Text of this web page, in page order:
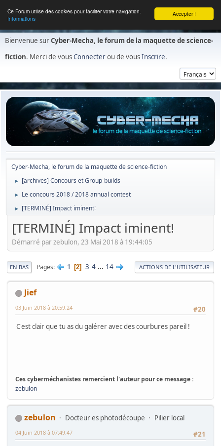
Accepter !
Ce Forum utilise des cookies pour faciliter votre navigation.
Informations
Bienvenue surCyber-Mecha, le forum de la maquette de science-
fiction. Merci de vousConnecterou de vousInscrire.
Cyber-Mecha, le forum de la maquette de science-fiction
► [archives] Concours et Group-builds
► Le concours 2018 / 2018 annual contest
► [TERMINÉ] Impact iminent!
[TERMINÉ] Impact iminent!
Démarré par zebulon, 23 Mai 2018 à 19:44:05
EN BAS Pages 1 2 3 4 ... 14 ACTIONS DE L'UTILISATEUR
Jief
#20
03 Juin 2018 à 20:59:24
C'est clair que tu as du galérer avec des courbures pareil !
Ces cyberméchanistes remercient l'auteur pour ce message :
zebulon
zebulon Docteur es photodécoupe
Pilier local
#21
04 Juin 2018 à 07:49:47